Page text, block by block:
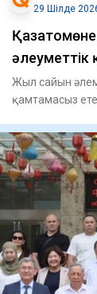
29 Шілде
Жыл сайын
қамтамасыз